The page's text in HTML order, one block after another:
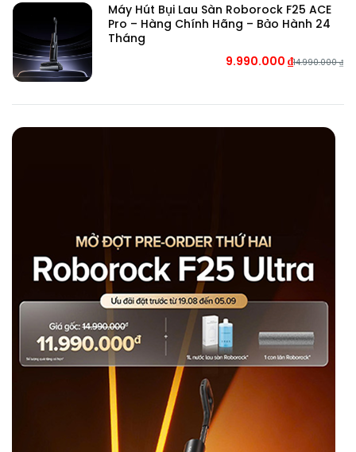
Roborock Saros 10 được trang bị công nghệ
DuoDivide™, mang lại khả năng làm sạch tối ưu cho
tóc rụng và lông thú cưng với tỷ lệ vướng rối đạt 0%
(chứng nhận từ TUV và SGS)
Máy Hút Bụi Lau Sàn Roborock F25 ACE
Pro – Hàng Chính Hãng – Bảo Hành 24
Tháng
14.990.000₫
9.990.000 ₫